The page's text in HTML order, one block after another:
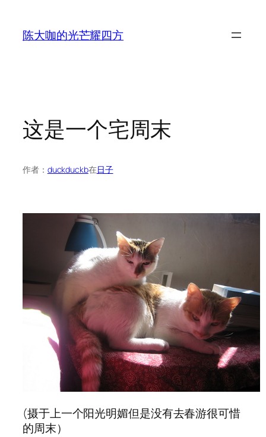
陈大咖的光芒耀四方
这是一个宅周末
作者： duckduckb在日子
(摄于上一个阳光明媚但是没有去春游很可惜
的周末）